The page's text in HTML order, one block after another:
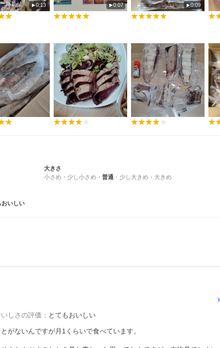
0:13 0:07 0:09
大きさ
小さめ ・ 少し小さめ ・ 普通 ・ 少し大きめ ・ 大きめ
おいしい
しさの評価 ： とてもおいしい
がないんですが月1くらいで食べています。